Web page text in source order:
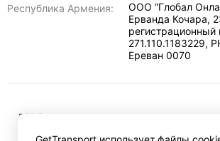
Республика Армения:
ООО “Глобал
Ерванда Кочара,
регистрационный
271.110.1183229,
Ереван 0070
₽ RUB